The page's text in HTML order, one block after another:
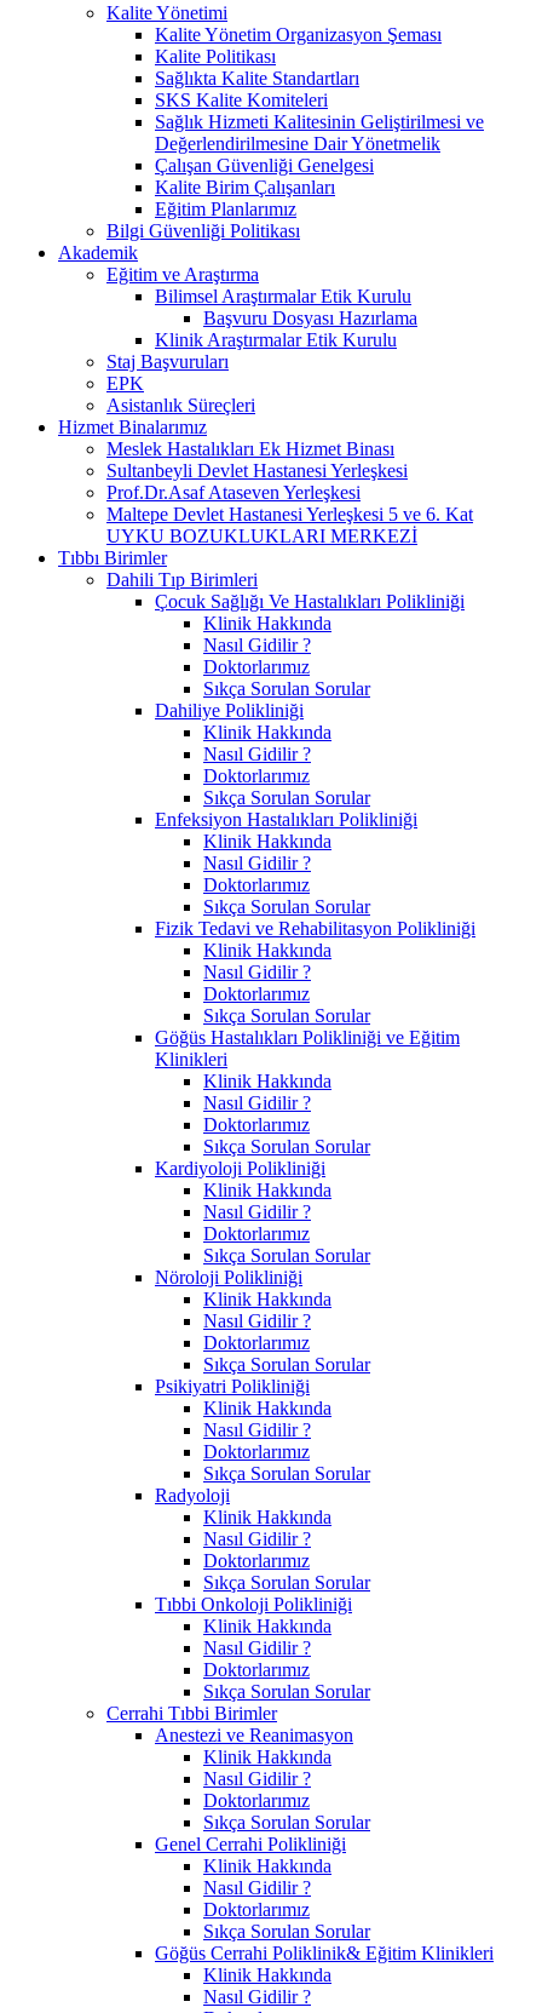
Kalite Yönetimi
Kalite Yönetim Organizasyon Şeması
Kalite Politikası
Sağlıkta Kalite Standartları
SKS Kalite Komiteleri
Sağlık Hizmeti Kalitesinin Geliştirilmesi ve
Değerlendirilmesine Dair Yönetmelik
Çalışan Güvenliği Genelgesi
Kalite Birim Çalışanları
Eğitim Planlarımız
Bilgi Güvenliği Politikası
Akademik
Eğitim ve Araştırma
Bilimsel Araştırmalar Etik Kurulu
Başvuru Dosyası Hazırlama
Klinik Araştırmalar Etik Kurulu
Staj Başvuruları
EPK
Asistanlık Süreçleri
Hizmet Binalarımız
Meslek Hastalıkları Ek Hizmet Binası
Sultanbeyli Devlet Hastanesi Yerleşkesi
Prof.Dr.Asaf Ataseven Yerleşkesi
Maltepe Devlet Hastanesi Yerleşkesi 5 ve 6. Kat
UYKU BOZUKLUKLARI MERKEZİ
Tıbbı Birimler
Dahili Tıp Birimleri
Çocuk Sağlığı Ve Hastalıkları Polikliniği
Klinik Hakkında
Nasıl Gidilir ?
Doktorlarımız
Sıkça Sorulan Sorular
Dahiliye Polikliniği
Klinik Hakkında
Nasıl Gidilir ?
Doktorlarımız
Sıkça Sorulan Sorular
Enfeksiyon Hastalıkları Polikliniği
Klinik Hakkında
Nasıl Gidilir ?
Doktorlarımız
Sıkça Sorulan Sorular
Fizik Tedavi ve Rehabilitasyon Polikliniği
Klinik Hakkında
Nasıl Gidilir ?
Doktorlarımız
Sıkça Sorulan Sorular
Göğüs Hastalıkları Polikliniği ve Eğitim
Klinikleri
Klinik Hakkında
Nasıl Gidilir ?
Doktorlarımız
Sıkça Sorulan Sorular
Kardiyoloji Polikliniği
Klinik Hakkında
Nasıl Gidilir ?
Doktorlarımız
Sıkça Sorulan Sorular
Nöroloji Polikliniği
Klinik Hakkında
Nasıl Gidilir ?
Doktorlarımız
Sıkça Sorulan Sorular
Psikiyatri Polikliniği
Klinik Hakkında
Nasıl Gidilir ?
Doktorlarımız
Sıkça Sorulan Sorular
Radyoloji
Klinik Hakkında
Nasıl Gidilir ?
Doktorlarımız
Sıkça Sorulan Sorular
Tıbbi Onkoloji Polikliniği
Klinik Hakkında
Nasıl Gidilir ?
Doktorlarımız
Sıkça Sorulan Sorular
Cerrahi Tıbbi Birimler
Anestezi ve Reanimasyon
Klinik Hakkında
Nasıl Gidilir ?
Doktorlarımız
Sıkça Sorulan Sorular
Genel Cerrahi Polikliniği
Klinik Hakkında
Nasıl Gidilir ?
Doktorlarımız
Sıkça Sorulan Sorular
Göğüs Cerrahi Poliklinik& Eğitim Klinikleri
Klinik Hakkında
Nasıl Gidilir ?